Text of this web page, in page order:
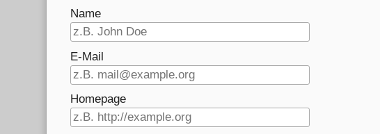
Name
E-Mail
Homepage